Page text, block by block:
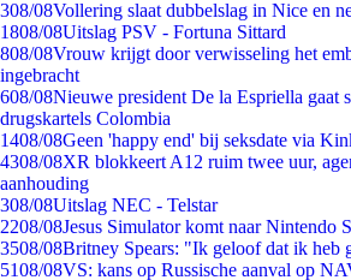
308/08Vollering slaat dubbelslag in Nice en
1808/08Uitslag PSV - Fortuna Sittard
808/08Vrouw krijgt door verwisseling het
ingebracht
608/08Nieuwe president De la Espriella gaat
drugskartels Colombia
1408/08Geen 'happy end' bij seksdate via
4308/08XR blokkeert A12 ruim twee uur,
aanhouding
308/08Uitslag NEC - Telstar
2208/08Jesus Simulator komt naar Nintendo
3508/08Britney Spears: "Ik geloof dat ik heb
5108/08VS: kans op Russische aanval op